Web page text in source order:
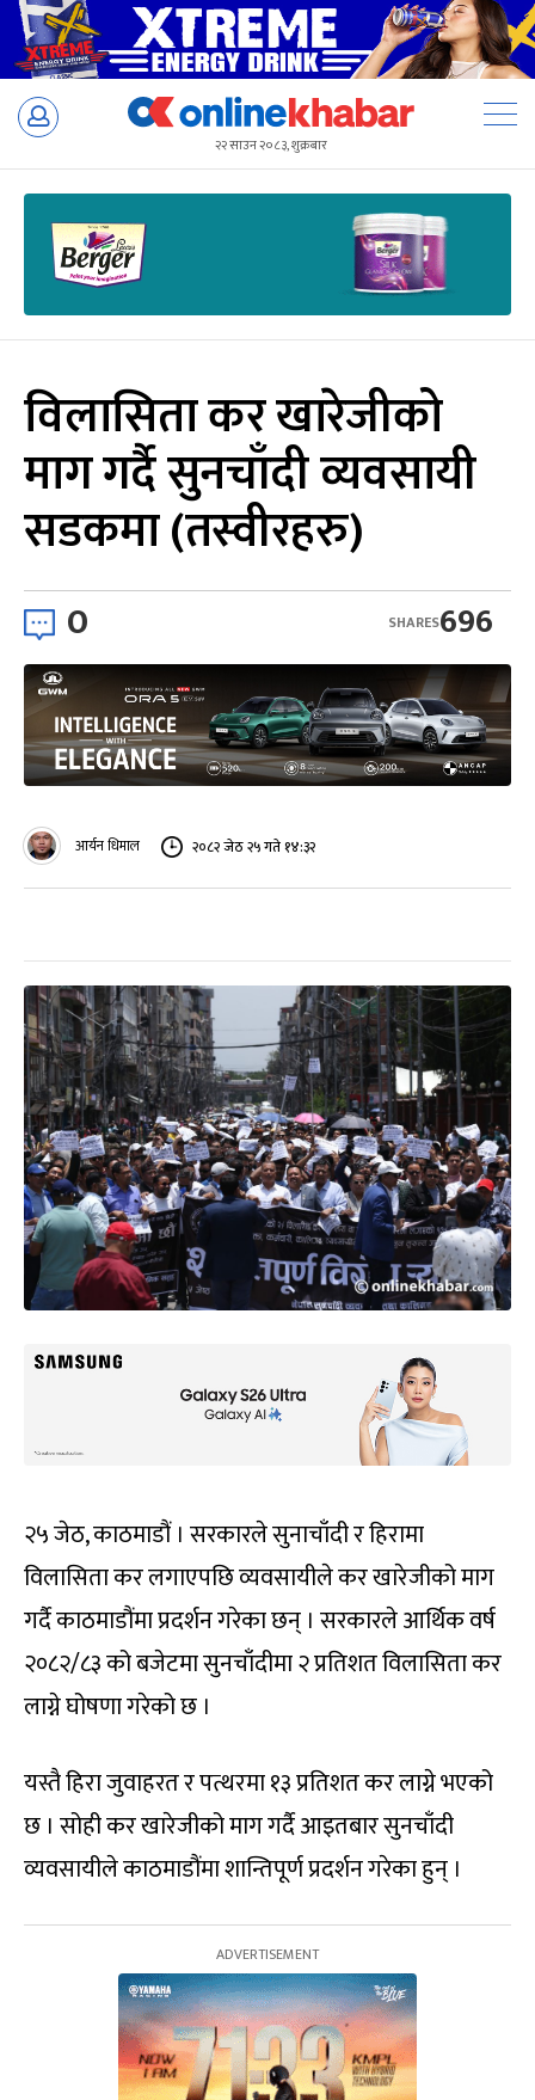
Skip
२२ साउन २०८३, शुक्रबार
विलासिता कर खारेजीको
माग गर्दै सुनचाँदी व्यवसायी
सडकमा (तस्वीरहरु)
0 696
SHARES
आर्यन धिमाल २०८२ जेठ २५ गते १४:३२
२५ जेठ, काठमाडौं । सरकारले सुनाचाँदी र हिरामा
विलासिता कर लगाएपछि व्यवसायीले कर खारेजीको माग
गर्दै काठमाडौंमा प्रदर्शन गरेका छन् । सरकारले आर्थिक वर्ष
२०८२/८३ को बजेटमा सुनचाँदीमा २ प्रतिशत विलासिता कर
लाग्ने घोषणा गरेको छ ।
यस्तै हिरा जुवाहरत र पत्थरमा १३ प्रतिशत कर लाग्ने भएको
छ । सोही कर खारेजीको माग गर्दै आइतबार सुनचाँदी
व्यवसायीले काठमाडौंमा शान्तिपूर्ण प्रदर्शन गरेका हुन् ।